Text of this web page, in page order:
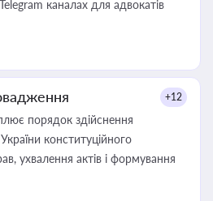
каналах для адвокатів
+12
порядок здійснення
конституційного
ухвалення актів і формування